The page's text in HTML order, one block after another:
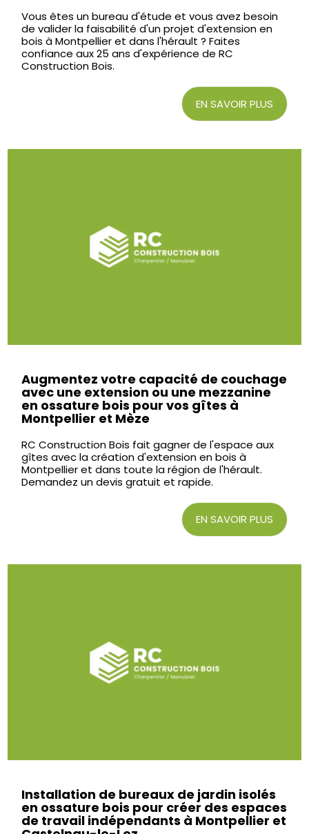
Vous êtes un bureau d'étude et vous avez besoin
de valider la faisabilité d'un projet d'extension en
bois à Montpellier et dans l'hérault ? Faites
confiance aux 25 ans d'expérience de RC
Construction Bois.
EN SAVOIR PLUS
Augmentez votre capacité de couchage
avec une extension ou une mezzanine
en ossature bois pour vos gîtes à
Montpellier et Mèze
RC Construction Bois fait gagner de l'espace aux
gîtes avec la création d'extension en bois à
Montpellier et dans toute la région de l'hérault.
Demandez un devis gratuit et rapide.
EN SAVOIR PLUS
Installation de bureaux de jardin isolés
en ossature bois pour créer des espaces
de travail indépendants à Montpellier et